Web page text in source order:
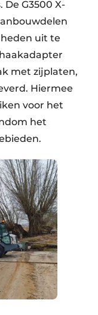
G3500 X-
uit te
met zijplaten,
Hiermee
voor het
het